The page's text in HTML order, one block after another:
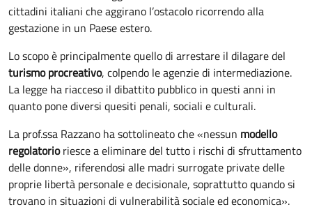
cittadini italiani che aggirano l’ostacolo ricorrendo alla
gestazione in un Paese estero.
Lo scopo è principalmente quello di arrestare il dilagare del
turismo procreativo, colpendo le agenzie di intermediazione.
La legge ha riacceso il dibattito pubblico in questi anni in
quanto pone diversi quesiti penali, sociali e culturali.
La prof.ssa Razzano ha sottolineato che «nessun modello
regolatorioriesce a eliminare del tutto i rischi di sfruttamento
delle donne», riferendosi alle madri surrogate private delle
proprie libertà personale e decisionale, soprattutto quando si
trovano in situazioni di vulnerabilità sociale ed economica».